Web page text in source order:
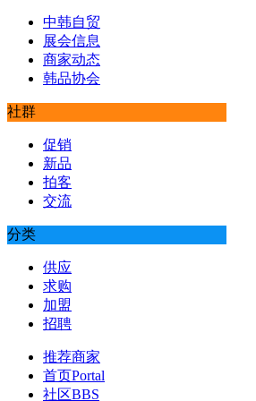
中韩自贸
展会信息
商家动态
韩品协会
社群
促销
新品
拍客
交流
分类
供应
求购
加盟
招聘
推荐商家
首页Portal
社区BBS